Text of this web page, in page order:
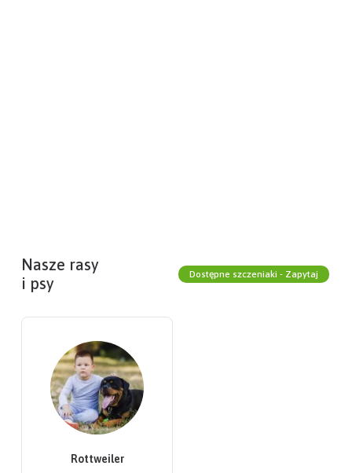
Nasze rasy
i psy
Dostępne szczeniaki - Zapytaj
Rottweiler